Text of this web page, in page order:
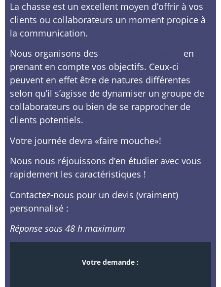
La chasse est un excellent moyen d’offrir à vos
clients ou collaborateurs un moment propice à
la communication.
Nous organisons des
en
prenant en compte vos objectifs. Ceux-ci
peuvent en effet être de natures différentes
selon qu’il s’agisse de dynamiser un groupe de
collaborateurs ou bien de se rapprocher de
clients potentiels.
Votre journée devra «faire mouche»!
Nous nous réjouissons d’en étudier avec vous
rapidement les caractéristiques !
Contactez-nous pour un devis (vraiment)
personnalisé :
Réponse sous 48 h maximum
Votre demande :